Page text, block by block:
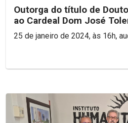
Outorga do título de
ao Cardeal Dom José
Mendonça
25 de janeiro de 2024, às 16h,